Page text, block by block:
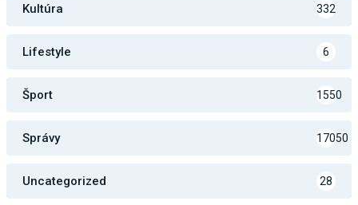
Kultúra 332
Lifestyle 6
Šport 1550
Správy 17050
Uncategorized 28